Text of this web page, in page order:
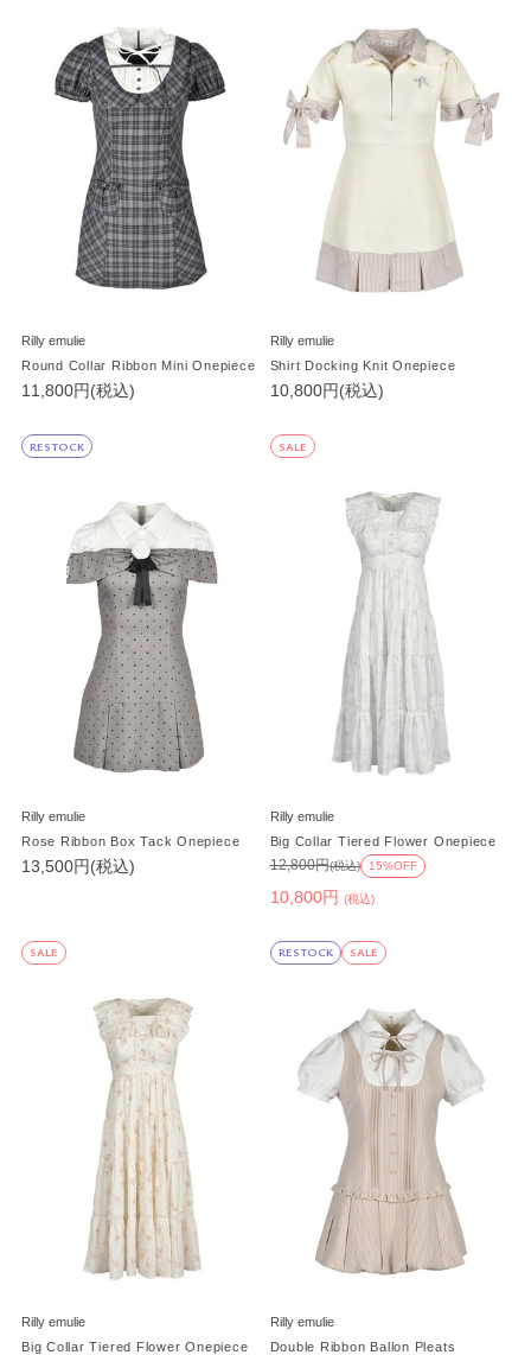
Rilly emulie
Round Collar Ribbon Mini Onepiece
11,800円(税込)
Rilly emulie
Shirt Docking Knit Onepiece
10,800円(税込)
RESTOCK
Rilly emulie
Rose Ribbon Box Tack Onepiece
13,500円(税込)
SALE
Rilly emulie
Big Collar Tiered Flower Onepiece
10,800円 (税込)
12,800円(税込) 15%OFF
SALE
Rilly emulie
Big Collar Tiered Flower Onepiece
RESTOCK SALE
Rilly emulie
Double Ribbon Ballon Pleats